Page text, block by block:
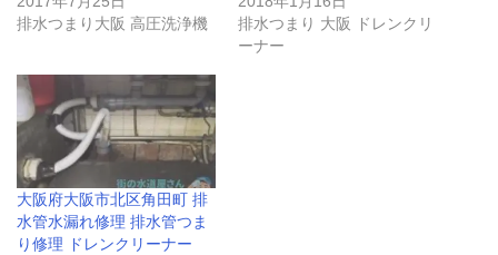
排水つまり大阪 高圧洗浄機
排水つまり 大阪 ドレンクリ
ーナー
大阪府大阪市北区角田町 排
水管水漏れ修理 排水管つま
り修理 ドレンクリーナー